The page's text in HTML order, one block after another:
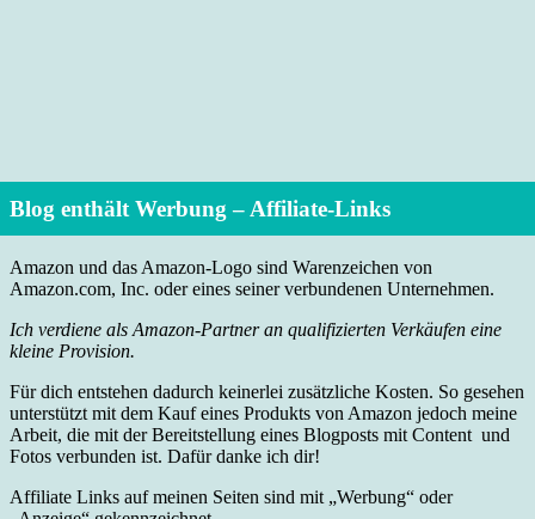
Blog enthält Werbung – Affiliate-Links
Amazon und das Amazon-Logo sind Warenzeichen von
Amazon.com, Inc. oder eines seiner verbundenen Unternehmen.
Ich verdiene als Amazon-Partner an qualifizierten Verkäufen eine
kleine Provision.
Für dich entstehen dadurch keinerlei zusätzliche Kosten. So gesehen
unterstützt mit dem Kauf eines Produkts von Amazon jedoch meine
Arbeit, die mit der Bereitstellung eines Blogposts mit Content und
Fotos verbunden ist. Dafür danke ich dir!
Affiliate Links auf meinen Seiten sind mit „Werbung“ oder